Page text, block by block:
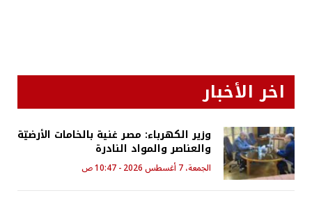
اخر الأخبار
وزير الكهرباء: مصر غنية بالخامات الأرضيّة
والعناصر والمواد النادرة
الجمعة، 7 أغسطس 2026 - 10:47 ص